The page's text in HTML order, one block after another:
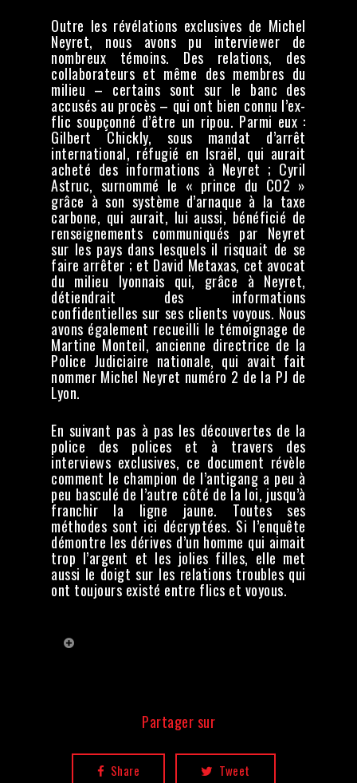
Outre les révélations exclusives de Michel
Neyret, nous avons pu interviewer de
nombreux témoins. Des relations, des
collaborateurs et même des membres du
milieu – certains sont sur le banc des
accusés au procès – qui ont bien connu l’ex-
flic soupçonné d’être un ripou. Parmi eux :
Gilbert Chickly, sous mandat d’arrêt
international, réfugié en Israël, qui aurait
acheté des informations à Neyret ; Cyril
Astruc, surnommé le « prince du CO2 »
grâce à son système d’arnaque à la taxe
carbone, qui aurait, lui aussi, bénéficié de
renseignements communiqués par Neyret
sur les pays dans lesquels il risquait de se
faire arrêter ; et David Metaxas, cet avocat
du milieu lyonnais qui, grâce à Neyret,
détiendrait des informations
confidentielles sur ses clients voyous. Nous
avons également recueilli le témoignage de
Martine Monteil, ancienne directrice de la
Police Judiciaire nationale, qui avait fait
nommer Michel Neyret numéro 2 de la PJ de
Lyon.
En suivant pas à pas les découvertes de la
police des polices et à travers des
interviews exclusives, ce document révèle
comment le champion de l’antigang a peu à
peu basculé de l’autre côté de la loi, jusqu’à
franchir la ligne jaune. Toutes ses
méthodes sont ici décryptées. Si l’enquête
démontre les dérives d’un homme qui aimait
trop l’argent et les jolies filles, elle met
aussi le doigt sur les relations troubles qui
ont toujours existé entre flics et voyous.
Bertrand Rubé, Matthieu Maillet
Partager sur
Share Tweet